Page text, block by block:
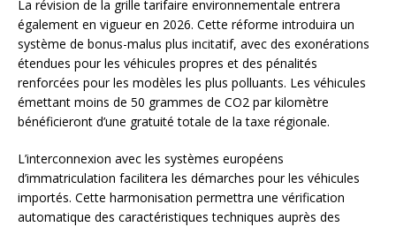
La révision de la grille tarifaire environnementale entrera
également en vigueur en 2026. Cette réforme introduira un
système de bonus-malus plus incitatif, avec des exonérations
étendues pour les véhicules propres et des pénalités
renforcées pour les modèles les plus polluants. Les véhicules
émettant moins de 50 grammes de CO2 par kilomètre
bénéficieront d’une gratuité totale de la taxe régionale.
L’interconnexion avec les systèmes européens
d’immatriculation facilitera les démarches pour les véhicules
importés. Cette harmonisation permettra une vérification
automatique des caractéristiques techniques auprès des